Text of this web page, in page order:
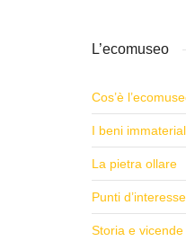
L’ecomuseo
Cos’è
I beni
La pietra ollare
Punti d’interesse
Storia e